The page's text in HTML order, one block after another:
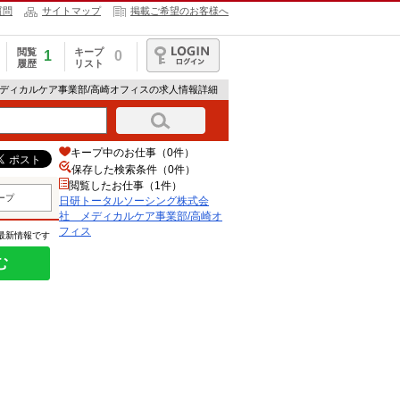
問 サイトマップ 掲載ご希望のお客様へ
閲覧
履歴
1
キープ
リスト
0
ログイン
カルケア事業部/高崎オフィスの求人情報詳細
プ
新情報です
キープ中のお仕事（0件）
保存した検索条件（0件）
閲覧したお仕事（1件）
日研トータルソーシング株式会
社 メディカルケア事業部/高崎オ
フィス